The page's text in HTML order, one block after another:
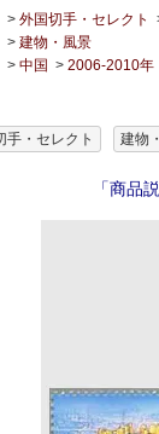
> 外国切手・セレクト
> 建物・風景
> 中国 > 2006-2010年
手・セレクト 建物
「商品